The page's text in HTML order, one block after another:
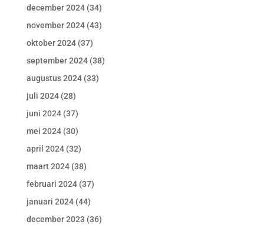
december 2024(34)
november 2024(43)
oktober 2024(37)
september 2024(38)
augustus 2024(33)
juli 2024(28)
juni 2024(37)
mei 2024(30)
april 2024(32)
maart 2024(38)
februari 2024(37)
januari 2024(44)
december 2023 (36)